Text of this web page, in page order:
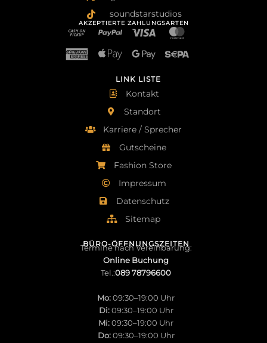
BÜRO-ÖFFNUNGSZEITEN
Termine nach Vereinbarung:
Online Buchung
Tel.:089 78796600
Mo:09:30–19:00 Uhr
Di:09:30–19:00 Uhr
Mi:09:30–19:00 Uhr
Do:09:30–19:00 Uhr
LINK LISTE
Kontakt
Standort
Karriere / Sprecher
Gutscheine
Fashion Store
Impressum
Datenschutz
Sitemap
soundstarstudios
AKZEPTIERTE ZAHLUNGSARTEN